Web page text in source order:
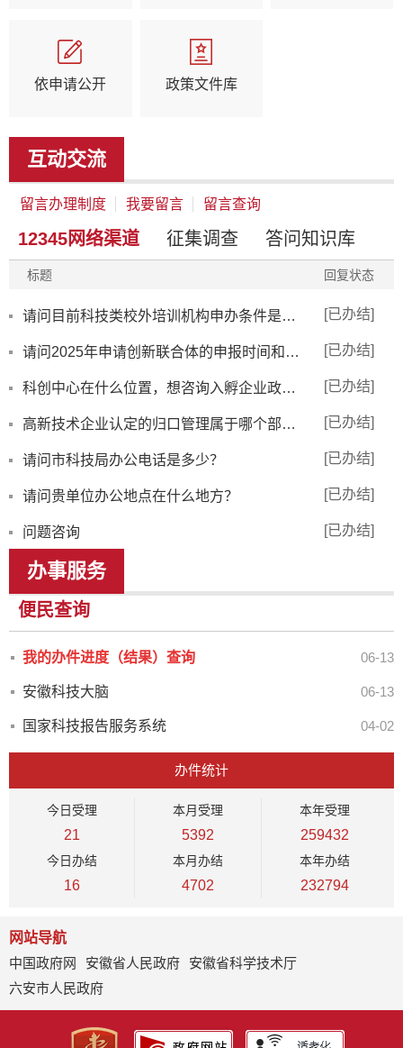
依申请公开 政策文件库
互动交流
留言办理制度 我要留言 留言查询
12345网络渠道 征集调查 答问知识库
标题 回复状态
请问目前科技类校外培训机构申办条件是什么？ [已办结]
请问2025年申请创新联合体的申报时间和申报条件是什么 [已办结]
科创中心在什么位置，想咨询入孵企业政策相关信息 [已办结]
高新技术企业认定的归口管理属于哪个部门？ [已办结]
请问市科技局办公电话是多少？ [已办结]
请问贵单位办公地点在什么地方？ [已办结]
问题咨询 [已办结]
办事服务
便民查询
我的办件进度（结果）查询 06-13
安徽科技大脑 06-13
国家科技报告服务系统 04-02
办件统计
今日 受理
21
今日办结
16
本月 受理
5392
本月办结
4702
本年受理
259432
本年办结
232794
网站导航
中国政府网
安徽省人民政府
安徽省科学技术厅
六安市人民政府